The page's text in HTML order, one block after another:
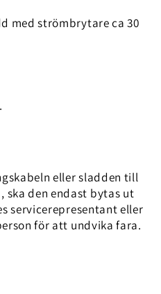
med strömbrytare ca 30
eller sladden till
ska den endast bytas ut
servicerepresentant eller
för att undvika fara.